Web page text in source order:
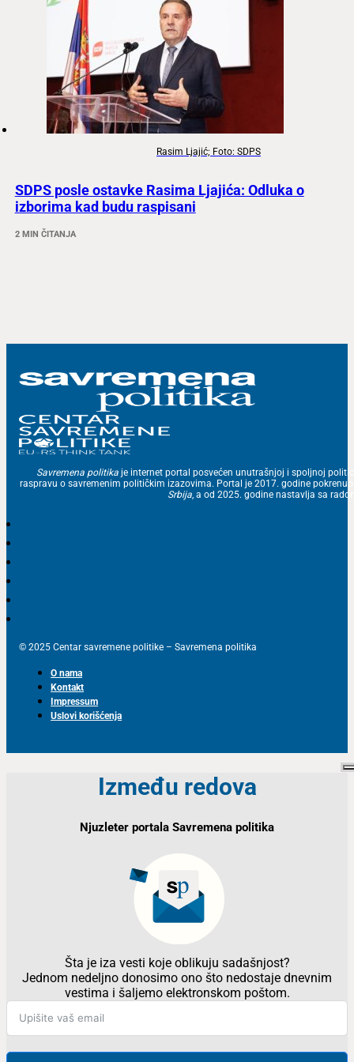
Rasim Ljajić; Foto: SDPS
SDPS posle ostavke Rasima Ljajića: Odluka o
izborima kad budu raspisani
2 MIN ČITANJA
Savremena politika je internet portal posvećen unutrašnjoj i spoljnoj
raspravu o savremenim političkim izazovima. Portal je 2017. godine
Srbija, a od 2025. godine nastavlja sa
© 2025 Centar savremene politike – Savremena politika
O nama
Kontakt
Impressum
Uslovi korišćenja
Između redova
Njuzleter portala Savremena politika
Šta je iza vesti koje oblikuju sadašnjost?
Jednom nedeljno donosimo ono što nedostaje dnevnim
vestima i šaljemo elektronskom poštom.